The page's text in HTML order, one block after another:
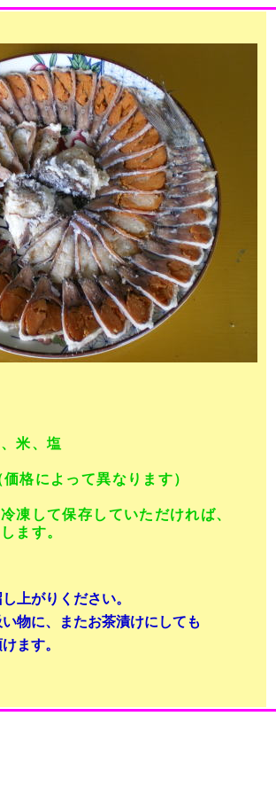
米、塩
格によって異なります）
して保存していただければ、
ます。
上がりください。
物に、またお茶漬けにしても
ます。